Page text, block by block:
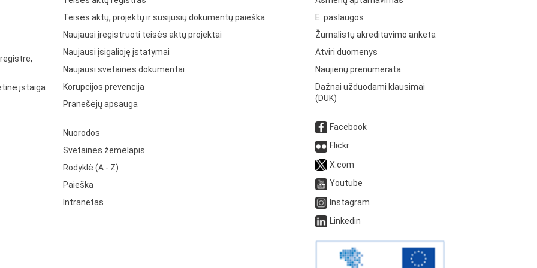
įstaiga
Teisės aktų, projektų ir susijusių dokumentų paieška
Naujausi įregistruoti teisės aktų projektai
Naujausi įsigalioję įstatymai
Naujausi svetainės dokumentai
Korupcijos prevencija
Pranešėjų apsauga
Nuorodos
Svetainės žemėlapis
Rodyklė (A - Z)
Paieška
Intranetas
E. paslaugos
Žurnalistų akreditavimo anketa
Atviri duomenys
Naujienų prenumerata
Dažnai užduodami klausimai
(DUK)
Facebook
Flickr
X.com
Youtube
Instagram
Linkedin